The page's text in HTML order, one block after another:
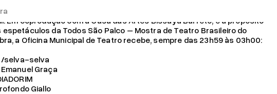
o seu IRS! Ler mais
para a qual tivemos quase 50 candidaturas, os After Parties Todos
Em coprodução com a Casa das Artes Bissaya Barreto, e a propósito
espetáculos da Todos São Palco – Mostra de Teatro Brasileiro do
a Oficina Municipal de Teatro recebe, sempre das 23h59 às 03h00:
/selva-selva
Graça
Giallo